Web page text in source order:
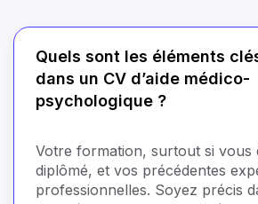
Quels sont les éléments
dans un CV d’aide médico-
psychologique ?
Votre formation, surtout si vous
diplômé, et vos précédentes
professionnelles. Soyez précis